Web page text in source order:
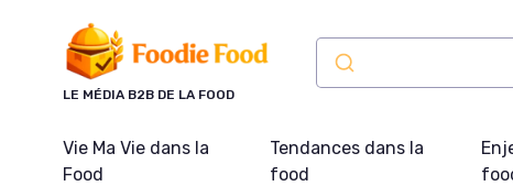
LE MÉDIA B2B DE LA FOOD
Vie Ma Vie dans la
Food
Tendances dans la
food